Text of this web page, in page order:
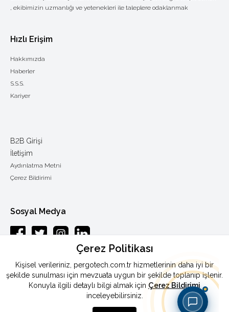
, ekibimizin uzmanlığı ve yetenekleri ile taleplere odaklanmak
Hızlı Erişim
Hakkımızda
Haberler
S.S.S.
Kariyer
B2B Girişi
İletişim
Aydınlatma Metni
Çerez Bildirimi
Sosyal Medya
ISTANBUL
Telefon:0090 444 46 72
info@pergotech.com.tr
Çerez Politikası
Kişisel verileriniz, pergotech.com.tr hizmetlerinin daha iyi bir
şekilde sunulması için mevzuata uygun bir şekilde toplanıp işlenir.
Konuyla ilgili detaylı bilgi almak için Çerez Bildirimi
inceleyebilirsiniz.